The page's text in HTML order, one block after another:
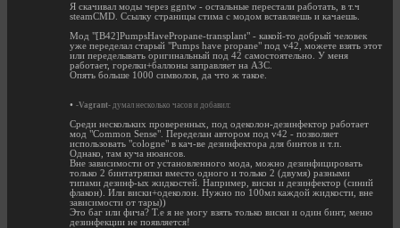
Я скачивал моды через ggntw - остальные перестали работать, в т.ч
steamCMD. Ссылку страницы стима с модом вставляешь и качаешь.
Мод "[B42]PumpsHavePropane-transplant" - какой-то добрый человек
уже переделал старый "Pumps have propane" под v42, можете взять этот
или переделывать оригинальный под 42 самостоятельно. У меня
работает, горелки+баллоны заправляет на АЗС.
Опять больше 1000 символов, да что ж такое.
• -Vagrant- думал несколько часов и добавил:
Среди нескольких проверенных, под одеколон-дезинфектор работает
мод "Common Sense". Переделан автором под v42 - позволяет
использовать "cologne" в кач-ве дезинфектора для бинтов и т.п.
Однако, там куча нюансов.
Вне зависимости от установленного мода, можно дезинфицировать
только 2 бинтатряпки вместо одного и только 2 (двумя) разными
типами дезинф-ых жидкостей. Например, виски и дезинфектор (синий
флакон). Или виски+одеколон. Нужно по 100мл каждой жидкости, вне
зависимости от тары))
Это баг или фича? Т.е я не могу взять только виски и один бинт, меню
дезинфекции не появляется!